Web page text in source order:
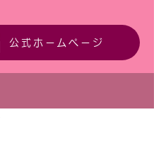
公式ホームページ